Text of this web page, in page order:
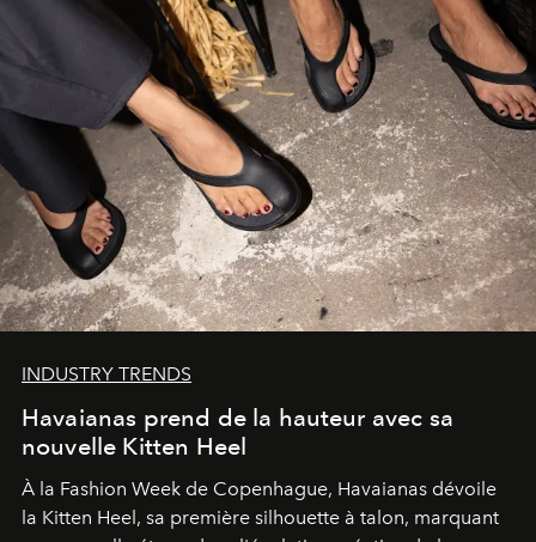
INDUSTRY TRENDS
Havaianas prend de la hauteur avec sa
nouvelle Kitten Heel
À la Fashion Week de Copenhague, Havaianas dévoile
la Kitten Heel, sa première silhouette à talon, marquant